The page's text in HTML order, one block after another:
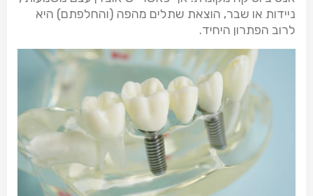
ניידות או שבר, הוצאת שתלים מהפה (והחלפתם) היא
לרוב הפתרון היחיד.